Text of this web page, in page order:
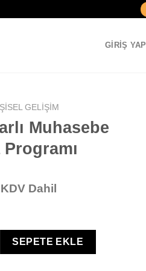
GIRIŞ YAP
GELIŞIM
Muhasebe
KDV Dahil
Sertifika Programı adet
SEPETE EKLE